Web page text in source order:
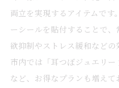
両立を実現するアイテムです
ーシールを貼付することで
欲抑制やストレス緩和など
市内では「耳つぼジュエリー
など、お得なプランも増え